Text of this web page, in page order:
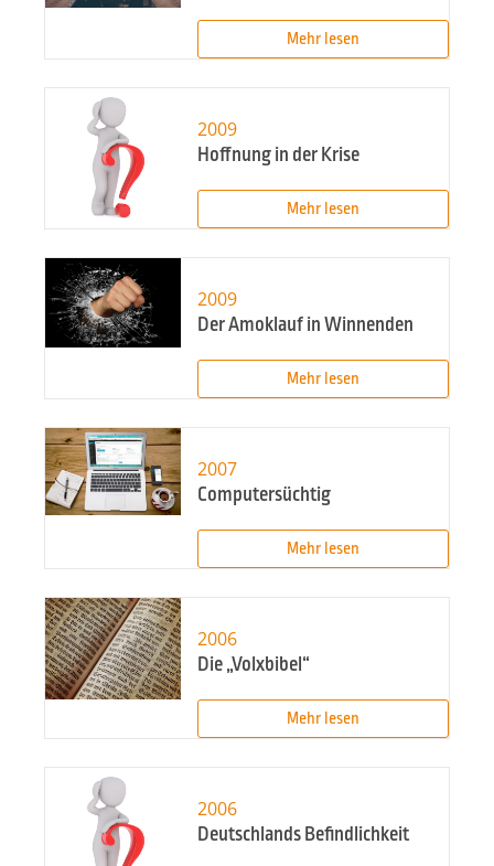
Mehr lesen
2009
Hoffnung in der Krise
Mehr lesen
2009
Der Amoklauf in Winnenden
Mehr lesen
2007
Computersüchtig
Mehr lesen
2006
Die „Volxbibel“
Mehr lesen
2006
Deutschlands Befindlichkeit